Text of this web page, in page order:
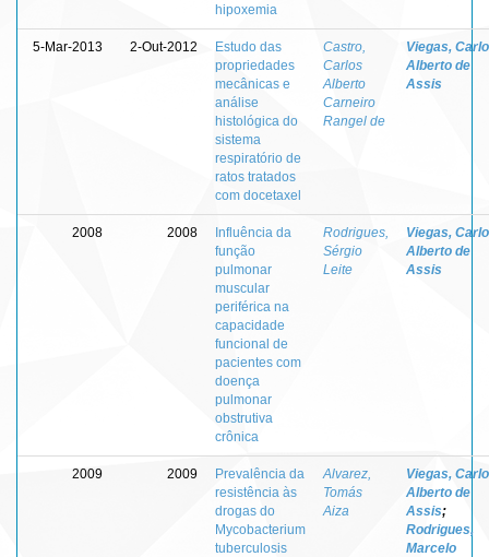
hipoxemia
5-Mar-2013 2-Out-2012
Estudo das
propriedades
mecânicas e
análise
histológica do
sistema
respiratório de
ratos tratados
com docetaxel
Castro,
Carlos
Alberto
Carneiro
Rangel de
Viegas,
Alberto de
Assis
2008 2008
Influência da
função
pulmonar
muscular
periférica na
capacidade
funcional de
pacientes com
doença
pulmonar
obstrutiva
crônica
Rodrigues,
Sérgio
Leite
Viegas,
Alberto de
Assis
2009 2009
Prevalência da
resistência às
drogas do
Mycobacterium
tuberculosis
Alvarez,
Tomás
Aiza
Viegas,
Alberto de
Assis;
Rodrigues,
Marcelo